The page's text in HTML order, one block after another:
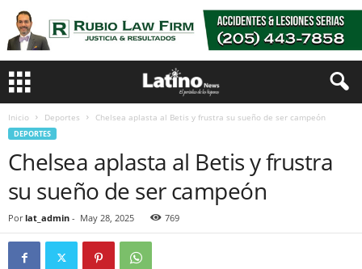
Inicio Deportes Chelsea aplasta al Betis y frustra su sueño de ser campeón
DEPORTES
Chelsea aplasta al Betis y frustra
su sueño de ser campeón
Por lat_admin - May 28, 2025 769